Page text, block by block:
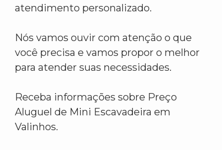
atendimento personalizado.
Nós vamos ouvir com atenção o que
você precisa e vamos propor o melhor
para atender suas necessidades.
Receba informações sobre Preço
Aluguel de Mini Escavadeira em
Valinhos.